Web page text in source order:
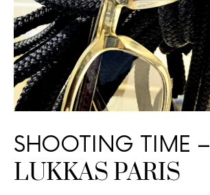
SHOOTING TIME –
LUKKAS PARIS